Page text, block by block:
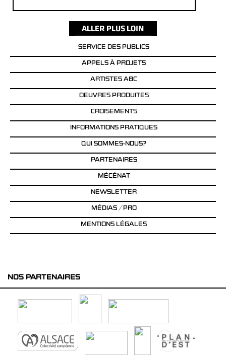
SERVICE DES PUBLICS
APPELS À PROJETS
ARTISTES ABC
OEUVRES PRODUITES
CROISEMENTS
INFORMATIONS PRATIQUES
QUI SOMMES-NOUS?
PARTENAIRES
MÉCÉNAT
NEWSLETTER
MÉDIAS / PRO
MENTIONS LÉGALES
NOS PARTENAIRES